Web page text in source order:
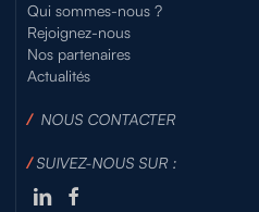
Qui sommes-nous ?
Rejoignez-nous
Nos partenaires
Actualités
/NOUS CONTACTER
/SUIVEZ-NOUS SUR :